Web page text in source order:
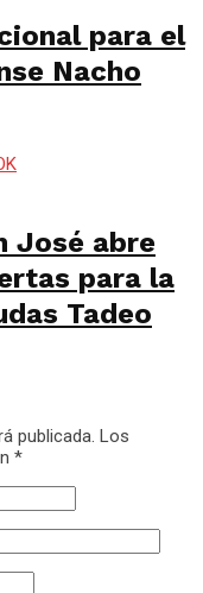
para el
Nacho
José abre
para la
Tadeo
publicada. Los
*